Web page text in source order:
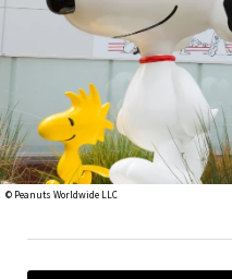
© Peanuts Worldwide LLC